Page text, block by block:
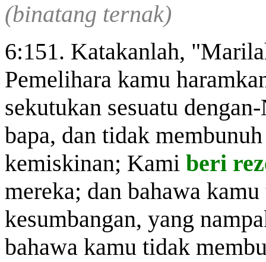
(binatang ternak)
6:151. Katakanlah,
Pemelihara kamu
sekutukan sesuatu
bapa, dan tidak
kemiskinan; Kami beri
mereka; dan bahawa
kesumbangan, yang
bahawa kamu tidak